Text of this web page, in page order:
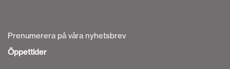
Prenumerera på våra nyhetsbrev
Öppettider